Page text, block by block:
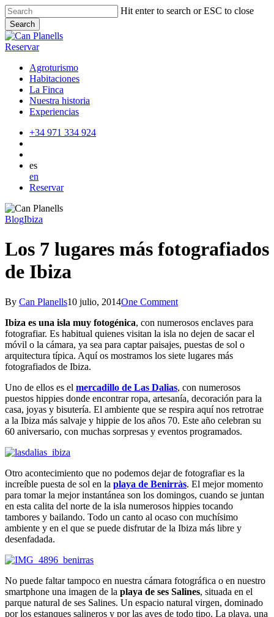
Skip
to
main
content
Hit enter to search or ESC to close
Search
Close
Search
Reservar
Agroturismo
Habitaciones
La Finca
Nuestra historia
Experiencias
+34 971 334 924
es
en
Reservar
BlogIbiza
Los 7 lugares más fotografiados
de Ibiza
By Can Planells10 julio, 2014One Comment
Ibiza es una isla muy fotogénica, con numerosos enclaves para
fotografiar. Es habitual quienes visitan la isla no dejen de sacar el
móvil o la cámara, ya sea para captar paisajes, puestas de sol o
arquitectura típica. Aquí os mostramos los siete lugares más
fotografiados de Ibiza.
Uno de ellos es el mercadillo de Las Dalias, con numerosos
puestos hippies donde encontrar ropa, artesanía, decoración para la
casa, joyas y bisutería. El ambiente que se respira aquí nos retrotrae
a la Ibiza más salvaje y hippie de los años 70. Este año celebran su
60 aniversario, con muchas sorpresas y eventos programados.
Otro acontecimiento que no podemos dejar de fotografiar es la
increíble puesta de sol en la playa de Benirràs. El mejor momento
para tomar la mejor instantánea son los domingos, cuando se juntan
en esta calita del norte de la isla numerosos hippies tocando
tambores y bailando. Todo un canto al ocaso con muchísimo
ambiente y en el que se puede disfrutar de la Ibiza más libre y
desenfadada.
No puede faltar tampoco en nuestra cámara fotográfica o en nuestro
smartphone una imagen de la playa de ses Salines, situada en el
parque natural de ses Salines. Un espacio natural virgen, dominado
por los estanques salineros y por las aves de todo tipo. La playa, una